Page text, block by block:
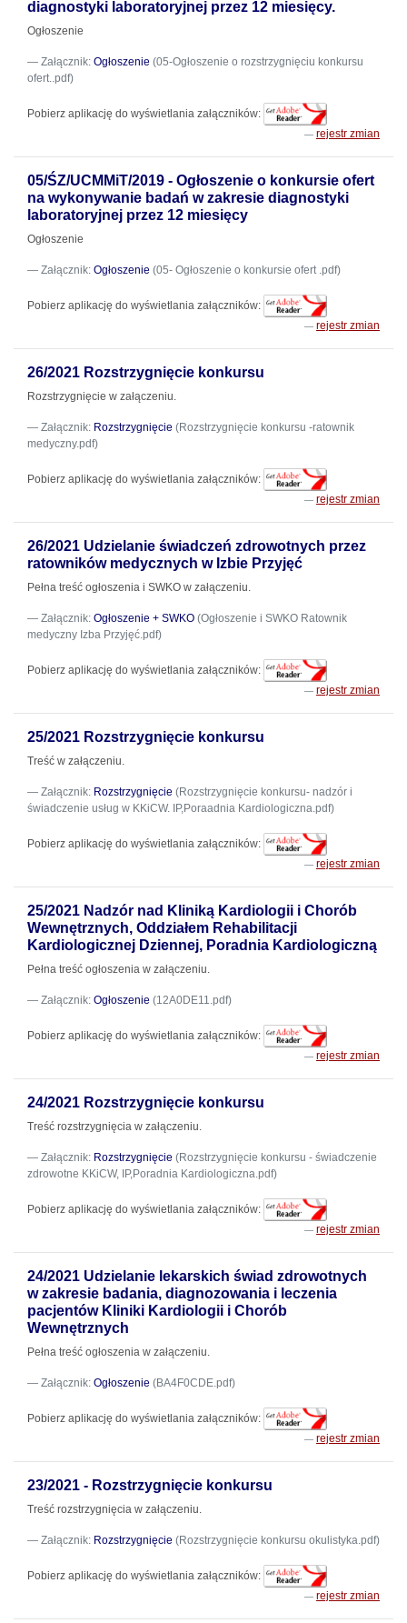
diagnostyki laboratoryjnej przez 12 miesięcy.
Ogłoszenie
Załącznik: Ogłoszenie (05-Ogłoszenie o rozstrzygnięciu konkursu
ofert..pdf)
Pobierz aplikację do wyświetlania załączników:
rejestr zmian
05/ŚZ/UCMMiT/2019 - Ogłoszenie o konkursie ofert
na wykonywanie badań w zakresie diagnostyki
laboratoryjnej przez 12 miesięcy
Ogłoszenie
Załącznik: Ogłoszenie (05- Ogłoszenie o konkursie ofert .pdf)
Pobierz aplikację do wyświetlania załączników:
rejestr zmian
26/2021 Rozstrzygnięcie konkursu
Rozstrzygnięcie w załączeniu.
Załącznik: Rozstrzygnięcie (Rozstrzygnięcie konkursu -ratownik
medyczny.pdf)
Pobierz aplikację do wyświetlania załączników:
rejestr zmian
26/2021 Udzielanie świadczeń zdrowotnych przez
ratowników medycznych w Izbie Przyjęć
Pełna treść ogłoszenia i SWKO w załączeniu.
Załącznik: Ogłoszenie + SWKO (Ogłoszenie i SWKO Ratownik
medyczny Izba Przyjęć.pdf)
Pobierz aplikację do wyświetlania załączników:
rejestr zmian
25/2021 Rozstrzygnięcie konkursu
Treść w załączeniu.
Załącznik: Rozstrzygnięcie (Rozstrzygnięcie konkursu- nadzór i
świadczenie usług w KKiCW. IP,Poraadnia Kardiologiczna.pdf)
Pobierz aplikację do wyświetlania załączników:
rejestr zmian
25/2021 Nadzór nad Kliniką Kardiologii i Chorób
Wewnętrznych, Oddziałem Rehabilitacji
Kardiologicznej Dziennej, Poradnia Kardiologiczną
Pełna treść ogłoszenia w załączeniu.
Załącznik: Ogłoszenie (12A0DE11.pdf)
Pobierz aplikację do wyświetlania załączników:
rejestr zmian
24/2021 Rozstrzygnięcie konkursu
Treść rozstrzygnięcia w załączeniu.
Załącznik: Rozstrzygnięcie (Rozstrzygnięcie konkursu - świadczenie
zdrowotne KKiCW, IP,Poradnia Kardiologiczna.pdf)
Pobierz aplikację do wyświetlania załączników:
rejestr zmian
24/2021 Udzielanie lekarskich świad zdrowotnych
w zakresie badania, diagnozowania i leczenia
pacjentów Kliniki Kardiologii i Chorób
Wewnętrznych
Pełna treść ogłoszenia w załączeniu.
Załącznik: Ogłoszenie (BA4F0CDE.pdf)
Pobierz aplikację do wyświetlania załączników:
rejestr zmian
23/2021 - Rozstrzygnięcie konkursu
Treść rozstrzygnięcia w załączeniu.
Załącznik: Rozstrzygnięcie (Rozstrzygnięcie konkursu okulistyka.pdf)
Pobierz aplikację do wyświetlania załączników:
rejestr zmian